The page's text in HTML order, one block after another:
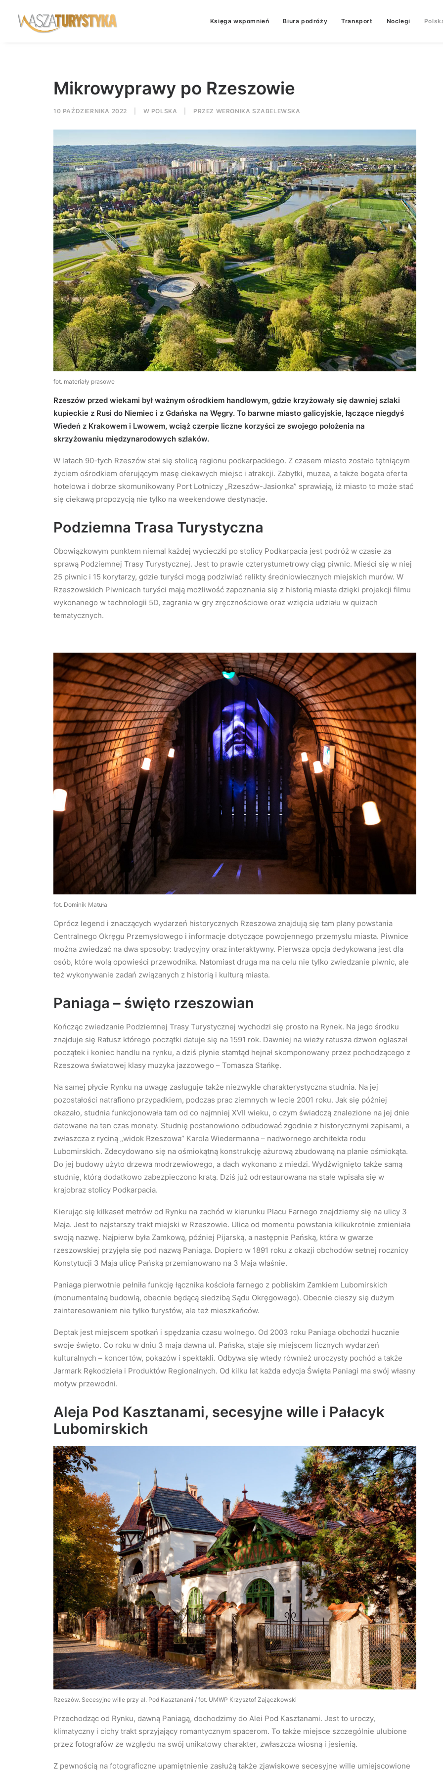
Księga wspomnień Biura podróży Transport Noclegi
Mikrowyprawy po Rzeszowie
10 PAŹDZIERNIKA 2022 W POLSKA PRZEZ WERONIKA SZABELEWSKA
fot. materiały prasowe
Rzeszów przed wiekami był ważnym ośrodkiem handlowym, gdzie krzyżowały się dawniej szlaki
kupieckie z Rusi do Niemiec i z Gdańska na Węgry. To barwne miasto galicyjskie, łączące niegdyś
Wiedeń z Krakowem i Lwowem, wciąż czerpie liczne korzyści ze swojego położenia na
skrzyżowaniu międzynarodowych szlaków.
W latach 90-tych Rzeszów stał się stolicą regionu podkarpackiego. Z czasem miasto zostało tętniącym
życiem ośrodkiem oferującym masę ciekawych miejsc i atrakcji. Zabytki, muzea, a także bogata oferta
hotelowa i dobrze skomunikowany Port Lotniczy „Rzeszów-Jasionka” sprawiają, iż miasto to może stać
się ciekawą propozycją nie tylko na weekendowe destynacje.
Podziemna Trasa Turystyczna
Obowiązkowym punktem niemal każdej wycieczki po stolicy Podkarpacia jest podróż w czasie za
sprawą Podziemnej Trasy Turystycznej. Jest to prawie czterystumetrowy ciąg piwnic. Mieści się w niej
25 piwnic i 15 korytarzy, gdzie turyści mogą podziwiać relikty średniowiecznych miejskich murów. W
Rzeszowskich Piwnicach turyści mają możliwość zapoznania się z historią miasta dzięki projekcji filmu
wykonanego w technologii 5D, zagrania w gry zręcznościowe oraz wzięcia udziału w quizach
tematycznych.
fot. Dominik Matuła
Oprócz legend i znaczących wydarzeń historycznych Rzeszowa znajdują się tam plany powstania
Centralnego Okręgu Przemysłowego i informacje dotyczące powojennego przemysłu miasta. Piwnice
można zwiedzać na dwa sposoby: tradycyjny oraz interaktywny. Pierwsza opcja dedykowana jest dla
osób, które wolą opowieści przewodnika. Natomiast druga ma na celu nie tylko zwiedzanie piwnic, ale
też wykonywanie zadań związanych z historią i kulturą miasta.
Paniaga – święto rzeszowian
Kończąc zwiedzanie Podziemnej Trasy Turystycznej wychodzi się prosto na Rynek. Na jego środku
znajduje się Ratusz którego początki datuje się na 1591 rok. Dawniej na wieży ratusza dzwon ogłaszał
początek i koniec handlu na rynku, a dziś płynie stamtąd hejnał skomponowany przez pochodzącego z
Rzeszowa światowej klasy muzyka jazzowego – Tomasza Stańkę.
Na samej płycie Rynku na uwagę zasługuje także niezwykle charakterystyczna studnia. Na jej
pozostałości natrafiono przypadkiem, podczas prac ziemnych w lecie 2001 roku. Jak się później
okazało, studnia funkcjonowała tam od co najmniej XVII wieku, o czym świadczą znalezione na jej dnie
datowane na ten czas monety. Studnię postanowiono odbudować zgodnie z historycznymi zapisami, a
zwłaszcza z ryciną „widok Rzeszowa” Karola Wiedermanna – nadwornego architekta rodu
Lubomirskich. Zdecydowano się na ośmiokątną konstrukcję ażurową zbudowaną na planie ośmiokąta.
Do jej budowy użyto drzewa modrzewiowego, a dach wykonano z miedzi. Wydźwignięto także samą
studnię, którą dodatkowo zabezpieczono kratą. Dziś już odrestaurowana na stałe wpisała się w
krajobraz stolicy Podkarpacia.
Kierując się kilkaset metrów od Rynku na zachód w kierunku Placu Farnego znajdziemy się na ulicy 3
Maja. Jest to najstarszy trakt miejski w Rzeszowie. Ulica od momentu powstania kilkukrotnie zmieniała
swoją nazwę. Najpierw była Zamkową, później Pijarską, a następnie Pańską, która w gwarze
rzeszowskiej przyjęła się pod nazwą Paniaga. Dopiero w 1891 roku z okazji obchodów setnej rocznicy
Konstytucji 3 Maja ulicę Pańską przemianowano na 3 Maja właśnie.
Paniaga pierwotnie pełniła funkcję łącznika kościoła farnego z pobliskim Zamkiem Lubomirskich
(monumentalną budowlą, obecnie będącą siedzibą Sądu Okręgowego). Obecnie cieszy się dużym
zainteresowaniem nie tylko turystów, ale też mieszkańców.
Deptak jest miejscem spotkań i spędzania czasu wolnego. Od 2003 roku Paniaga obchodzi hucznie
swoje święto. Co roku w dniu 3 maja dawna ul. Pańska, staje się miejscem licznych wydarzeń
kulturalnych – koncertów, pokazów i spektakli. Odbywa się wtedy również uroczysty pochód a także
Jarmark Rękodzieła i Produktów Regionalnych. Od kilku lat każda edycja Święta Paniagi ma swój własny
motyw przewodni.
Aleja Pod Kasztanami, secesyjne wille i Pałacyk
Lubomirskich
Rzeszów. Secesyjne wille przy al. Pod Kasztanami / fot. UMWP Krzysztof Zajączkowski
Przechodząc od Rynku, dawną Paniagą, dochodzimy do Alei Pod Kasztanami. Jest to uroczy,
klimatyczny i cichy trakt sprzyjający romantycznym spacerom. To także miejsce szczególnie ulubione
przez fotografów ze względu na swój unikatowy charakter, zwłaszcza wiosną i jesienią.
Z pewnością na fotograficzne upamiętnienie zasłużą także zjawiskowe secesyjne wille umiejscowione